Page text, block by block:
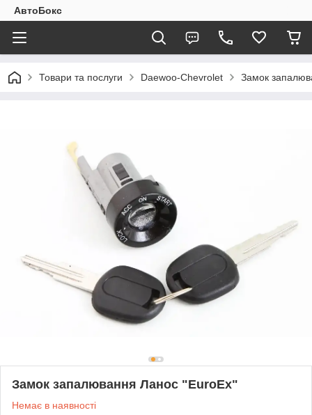
АвтоБокс
Товари та послуги Daewoo-Chevrolet Замок
Замок запалювання Ланос "EuroEx"
Немає в наявності